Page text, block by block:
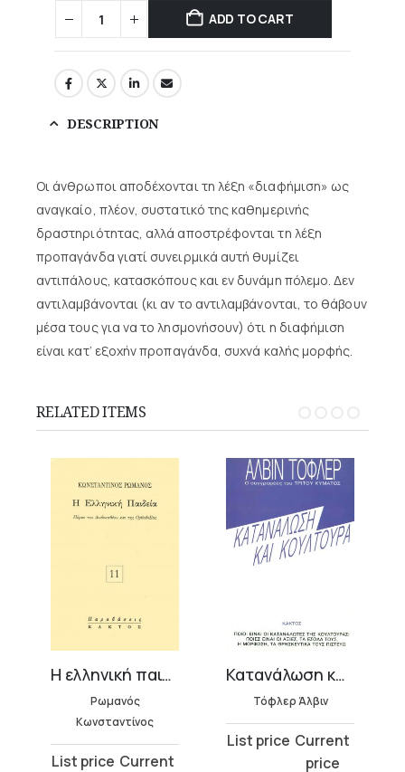
ADD TO CART
DESCRIPTION
Οι άνθρωποι αποδέχονται τη λέξη «διαφήμιση» ως
αναγκαίο, πλέον, συστατικό της καθημερινής
δραστηριότητας, αλλά αποστρέφονται τη λέξη
προπαγάνδα γιατί συνειρμικά αυτή θυμίζει
αντιπάλους, κατασκόπους και εν δυνάμη πόλεμο. Δεν
αντιλαμβάνονται (κι αν το αντιλαμβάνονται, το θάβουν
μέσα τους για να το λησμονήσουν) ότι η διαφήμιση
είναι κατ’ εξοχήν προπαγάνδα, συχνά καλής μορφής.
RELATED ITEMS
Η ελληνική παιδεία
Ρωμανός
Κωνσταντίνος
Original
Current
Κατανάλωση και κουλτούρα
Τόφλερ Άλβιν
Original
Current